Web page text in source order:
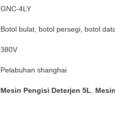
GNC-4LY
Botol bulat, botol persegi, botol
380V
Pelabuhan shanghai
Mesin Pengisi Deterjen 5L